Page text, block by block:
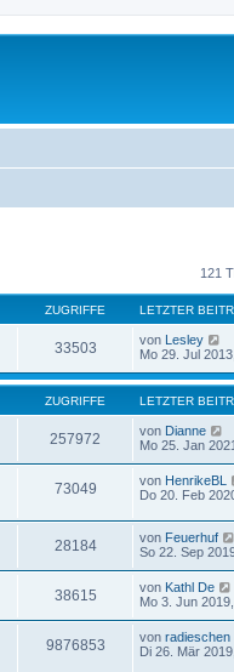
121
ZUGRIFFE LETZTER
33503 von Lesley
Mo 29. Jul
ZUGRIFFE LETZTER
257972 von Dianne
Mo 25. Jan
73049 von HenrikeBL
Do 20. Feb
28184 von Feuerhuf
So 22. Sep
38615 von Kathl De
Mo 3. Jun
9876853 von radieschen
Di 26. Mär